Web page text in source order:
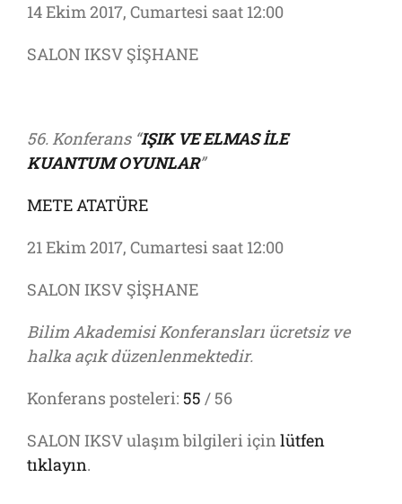
14 Ekim 2017, Cumartesi saat 12:00
SALON IKSV ŞİŞHANE
56. Konferans “IŞIK VE ELMAS İLE
KUANTUM OYUNLAR”
METE ATATÜRE
21 Ekim 2017, Cumartesi saat 12:00
SALON IKSV ŞİŞHANE
Bilim Akademisi Konferansları ücretsiz ve
halka açık düzenlenmektedir.
Konferans posteleri: 55 / 56
SALON IKSV ulaşım bilgileri içinlütfen
tıklayın.